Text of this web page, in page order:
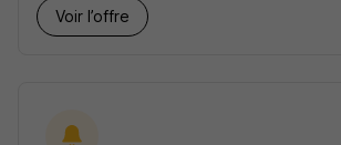
Voir l’offre